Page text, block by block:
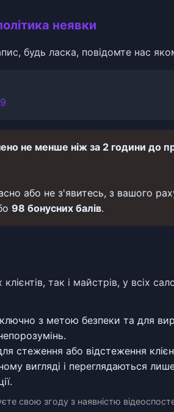
неявки
будь ласка, повідомте нас
не менше ніж за 2 години до
або не з'явитесь, з вашого
98 бонусних балів.
так і майстрів, у всіх
з метою безпеки та для
стеження або відстеження
вигляді і переглядаються
свою згоду з наявністю